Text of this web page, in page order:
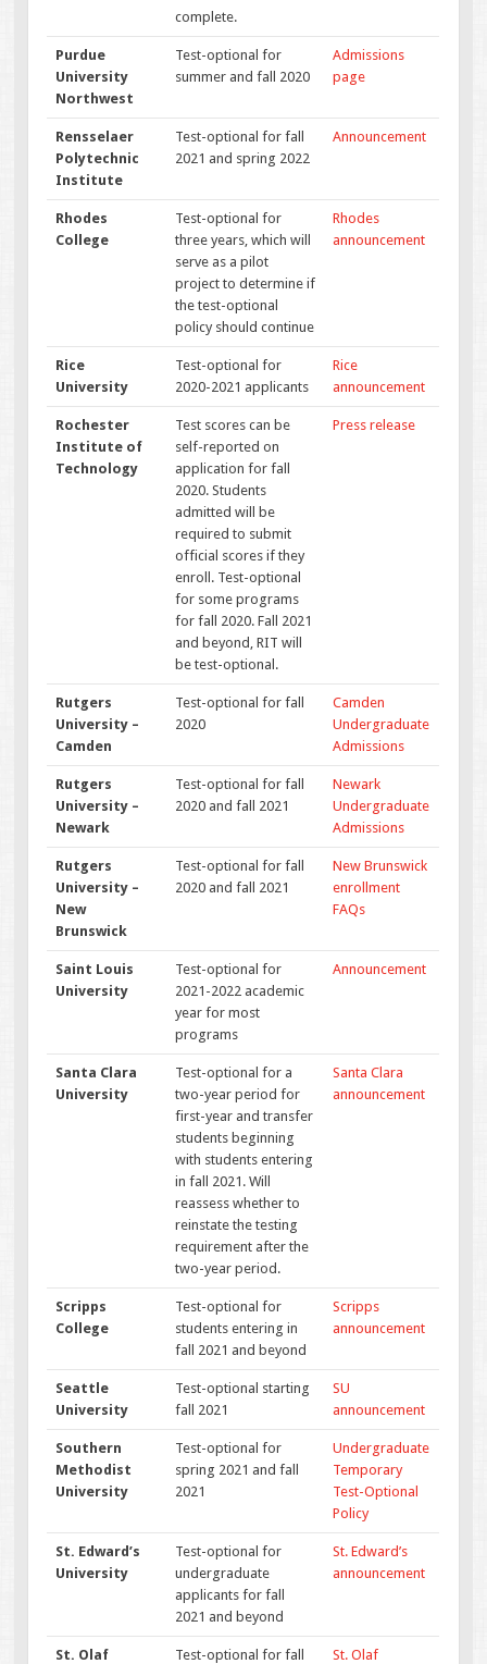
complete.
Purdue
University
Northwest
Test-optional for
summer and fall 2020
Admissions
page
Rensselaer
Polytechnic
Institute
Test-optional for fall
2021 and spring 2022
Announcement
Rhodes
College
Test-optional for
three years, which will
serve as a pilot
project to determine if
the test-optional
policy should continue
Rhodes
announcement
Rice
University
Test-optional for
2020-2021 applicants
Rice
announcement
Rochester
Institute of
Technology
Test scores can be
self-reported on
application for fall
2020. Students
admitted will be
required to submit
official scores if they
enroll. Test-optional
for some programs
for fall 2020. Fall 2021
and beyond, RIT will
be test-optional.
Press release
Rutgers
University –
Camden
Test-optional for fall
2020
Camden
Undergraduate
Admissions
Rutgers
University –
Newark
Test-optional for fall
2020 and fall 2021
Newark
Undergraduate
Admissions
Rutgers
University –
New
Brunswick
Test-optional for fall
2020 and fall 2021
New Brunswick
enrollment
FAQs
Saint Louis
University
Test-optional for
2021-2022 academic
year for most
programs
Announcement
Santa Clara
University
Test-optional for a
two-year period for
first-year and transfer
students beginning
with students entering
in fall 2021. Will
reassess whether to
reinstate the testing
requirement after the
two-year period.
Santa Clara
announcement
Scripps
College
Test-optional for
students entering in
fall 2021 and beyond
Scripps
announcement
Seattle
University
Test-optional starting
fall 2021
SU
announcement
Southern
Methodist
University
Test-optional for
spring 2021 and fall
2021
Undergraduate
Temporary
Test-Optional
Policy
St. Edward’s
University
Test-optional for
undergraduate
applicants for fall
2021 and beyond
St. Edward’s
announcement
St. Olaf
Test-optional for fall
St. Olaf